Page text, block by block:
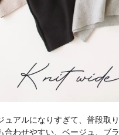
ュアルになりすぎて、普段取
合わせやすい、ベージュ、ブ